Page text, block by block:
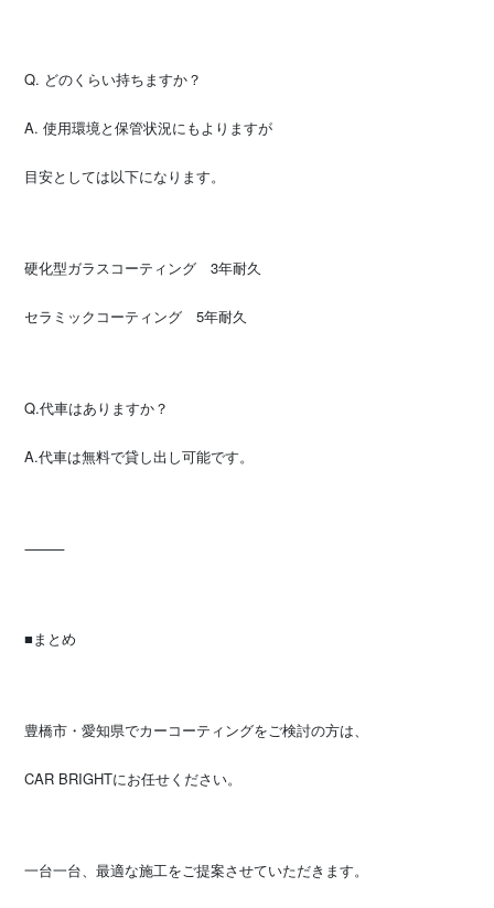
Q. どのくらい持ちますか？
A. 使用環境と保管状況にもよりますが
目安としては以下になります。
硬化型ガラスコーティング 3年耐久
セラミックコーティング 5年耐久
Q.代車はありますか？
A.代車は無料で貸し出し可能です。
⸻
■まとめ
豊橋市・愛知県でカーコーティングをご検討の方は、
CAR BRIGHTにお任せください。
一台一台、最適な施工をご提案させていただきます。